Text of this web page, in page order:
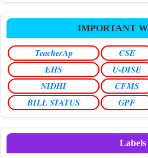
IMPORTANT
TeacherAp CSE
EHS
U-DISE
NIDHI
CFMS
BILL STATUS
GPF
Labels